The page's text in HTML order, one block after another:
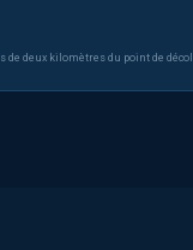
de deux kilomètres du point de